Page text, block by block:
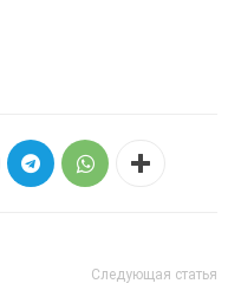
Следующая статья